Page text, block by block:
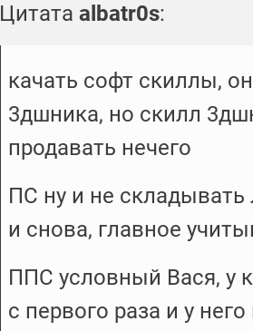
Цитата albatr0s:
качать софт скиллы,
3дшника, но скилл
продавать нечего
ПС ну и не складывать
и снова, главное
ППС условный Вася, у
с первого раза и у